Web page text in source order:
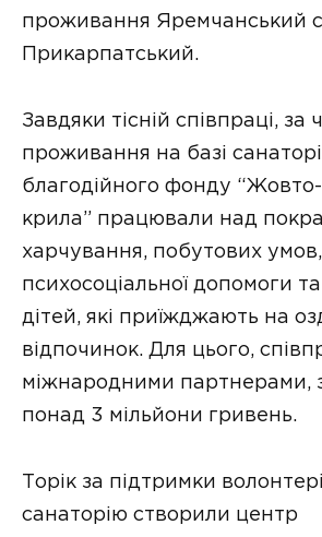
проживання Яремчанський
Прикарпатський.
Завдяки тісній співпраці, за
проживання на базі
благодійного фонду “Жовто-
крила” працювали над
харчування, побутових умов,
психосоціальної допомоги та
дітей, які приїжджають на
відпочинок. Для цього,
міжнародними партнерами,
понад 3 мільйони гривень.
Торік за підтримки
санаторію створили центр